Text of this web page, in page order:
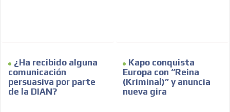
¿Ha recibido alguna
comunicación
persuasiva por parte
de la DIAN?
Kapo conquista
Europa con “Reina
(Kriminal)” y anuncia
nueva gira